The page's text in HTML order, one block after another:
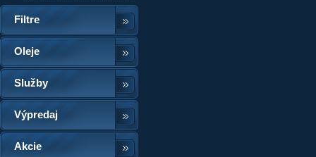
Filtre
Oleje
Služby
Výpredaj
Akcie